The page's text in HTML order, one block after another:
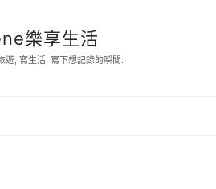
樂享生活
遊, 寫生活, 寫下想記錄的瞬間.